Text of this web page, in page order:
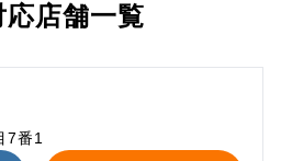
応店舗一覧
7番1